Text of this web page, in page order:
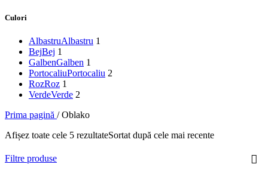
Culori
AlbastruAlbastru 1
BejBej 1
GalbenGalben 1
PortocaliuPortocaliu 2
RozRoz 1
VerdeVerde 2
Prima pagină / Oblako
Afișez toate cele 5 rezultateSortat după cele mai recente
Filtre produse